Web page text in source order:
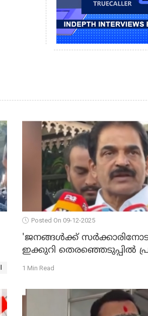
Posted On 09-12-2025
'ജനങ്ങള്‍ക്ക്
ഇക്കുറി തെരഞ്ഞെടുപ്പില്‍
കെ.സി വേണുഗോപാല്‍
1 Min Read